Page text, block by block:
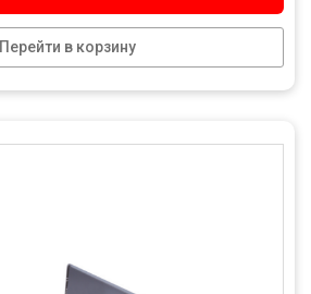
Перейти в корзину